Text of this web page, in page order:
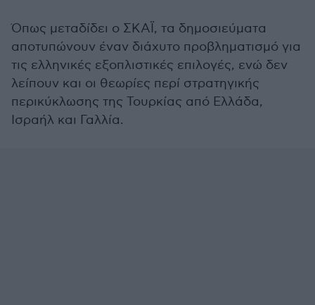
Όπως μεταδίδει ο ΣΚΑΪ, τα δημοσιεύματα
αποτυπώνουν έναν διάχυτο προβληματισμό για
τις ελληνικές εξοπλιστικές επιλογές, ενώ δεν
λείπουν και οι θεωρίες περί στρατηγικής
περικύκλωσης της Τουρκίας από Ελλάδα,
Ισραήλ και Γαλλία.